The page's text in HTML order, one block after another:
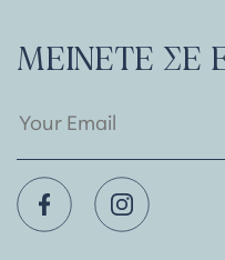
ΜΕΊΝΕΤΕ ΣΕ